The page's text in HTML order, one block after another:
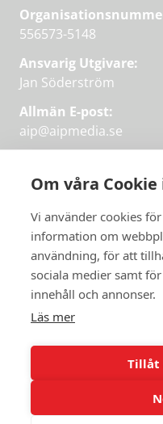
Om våra
Vi använder cookies
information om
användning, för att
sociala medier samt
innehåll och annonser.
Läs mer
Tillåt
556573-5148
Ansvarig Utgivare:
Jan Söderström
Allmän E-post:
aip@aipmedia.se
aip@flowyinfo.seeller
Instagram
LinkedIn
Twitter
Facebook
Få veckans bästa
artiklar på mejlen
PRENUMERERA